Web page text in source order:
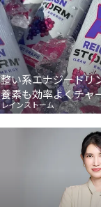
整い系エナジードリ
養素も効率よくチャ
レインストーム